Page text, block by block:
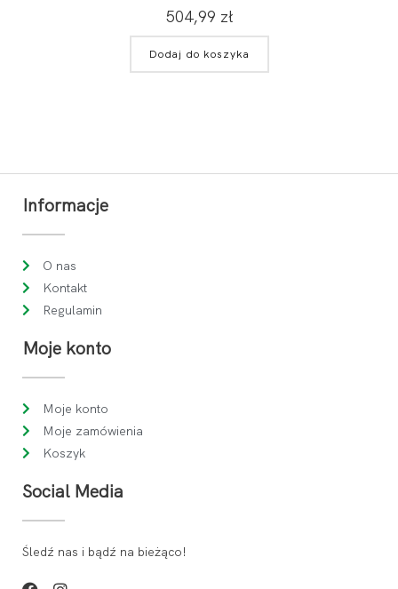
504,99 zł
Dodaj do koszyka
Informacje
O nas
Kontakt
Regulamin
Moje konto
Moje konto
Moje zamówienia
Koszyk
Social Media
Śledź nas i bądź na bieżąco!